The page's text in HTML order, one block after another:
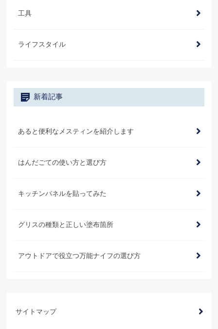
工具
ライフスタイル
新着記事
あると便利なメスティンを紹介します
はんだごての使い方と選び方
キッチンパネルを貼ってみた
グリスの種類と正しい塗布箇所
アウトドアで役立つ万能ナイフの選び方
サイトマップ